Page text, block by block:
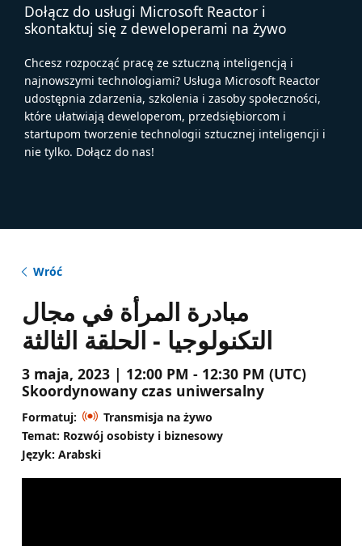
Dołącz do usługi Microsoft Reactor i
skontaktuj się z deweloperami na żywo
Chcesz rozpocząć pracę ze sztuczną inteligencją i
najnowszymi technologiami? Usługa Microsoft Reactor
udostępnia zdarzenia, szkolenia i zasoby społeczności,
które ułatwiają deweloperom, przedsiębiorcom i
startupom tworzenie technologii sztucznej inteligencji i
nie tylko. Dołącz do nas!
Wróć
مبادرة المرأة في مجال
التكنولوجيا - الحلقة الثالثة
3 maja, 2023 | 12:00 PM - 12:30 PM (UTC)
Skoordynowany czas uniwersalny
Formatuj:
Transmisja na żywo
Temat: Rozwój osobisty i biznesowy
Język: Arabski